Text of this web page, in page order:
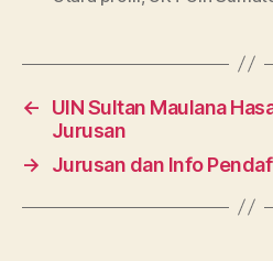
←
UIN Sultan Maulana
Jurusan
→
Jurusan dan Info